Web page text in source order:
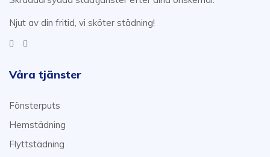
Njut av din fritid, vi sköter städning!
Våra tjänster
Fönsterputs
Hemstädning
Flyttstädning